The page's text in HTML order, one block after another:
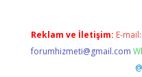
Reklam ve İletişim: E-mail:
forumhizmeti@gmail.com